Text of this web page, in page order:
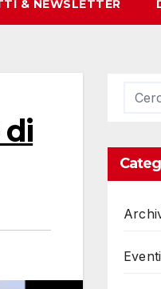
& NEWSLETTER
di
Eventi